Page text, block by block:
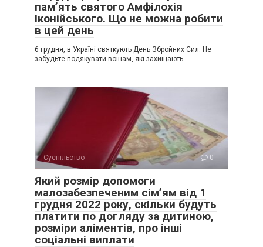
пам’ять святого Амфілохія
Іконійського. Що не можна робити
в цей день
6 грудня, в Україні святкують День Збройних Сил. Не
забудьте подякувати воїнам, які захищають
Суспільство 0
Який розмір допомоги
малозабезпеченим сім’ям від 1
грудня 2022 року, скільки будуть
платити по догляду за дитиною,
розміри аліментів, про інші
соціальні виплати